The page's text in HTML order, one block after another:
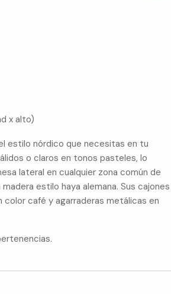
x alto)
estilo nórdico que necesitas en tu
o claros en tonos pasteles, lo
lateral en cualquier zona común de
estilo haya alemana. Sus cajones
café y agarraderas metálicas en